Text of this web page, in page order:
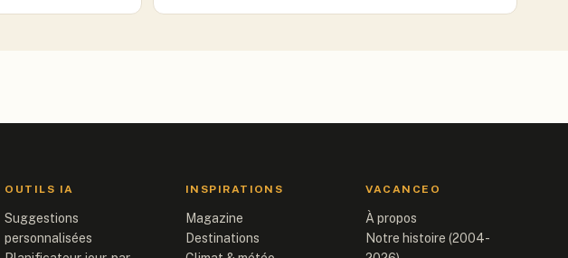
OUTILS IA
Suggestions
personnalisées
INSPIRATIONS
Magazine
Destinations
VACANCEO
À propos
Notre histoire (2004-